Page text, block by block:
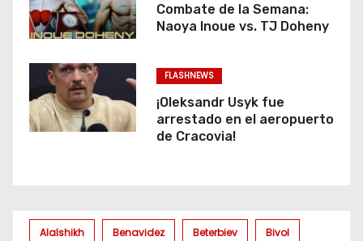
Combate de la Semana:
Naoya Inoue vs. TJ Doheny
FLASHNEWS
¡Oleksandr Usyk fue
arrestado en el aeropuerto
de Cracovia!
Alalshikh Benavidez Beterbiev Bivol